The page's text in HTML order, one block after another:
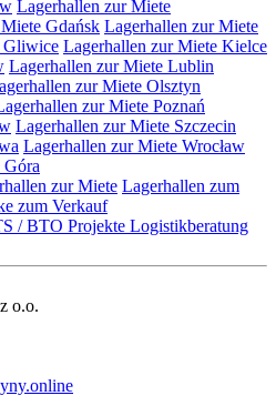
Lagerhallen zur Miete
Gdańsk Lagerhallen zur Miete
Gliwice Lagerhallen zur Miete Kielce
Lagerhallen zur Miete Lublin
zur Miete Olsztyn
zur Miete Poznań
Lagerhallen zur Miete Szczecin
Lagerhallen zur Miete Wrocław
zur Miete Lagerhallen zum
zum Verkauf
/ BTO Projekte Logistikberatung
o.o.